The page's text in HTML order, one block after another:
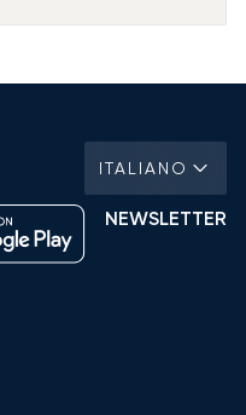
ITALIANO
NEWSLETTER